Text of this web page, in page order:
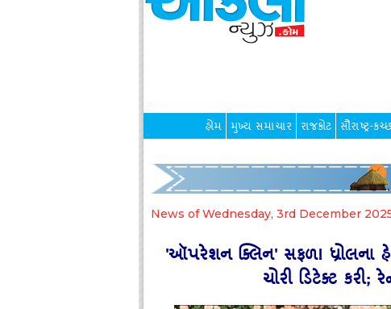
હોમ મુખ્ય સમાચાર રાજકોટ સૌરાષ્ટ્ર-કચ્છ
News of Wednesday, 3rd December
'ઑપરેશન ક્લિન' સફળ! ધ્રોલના
ચોરી ડિટેક્ટ